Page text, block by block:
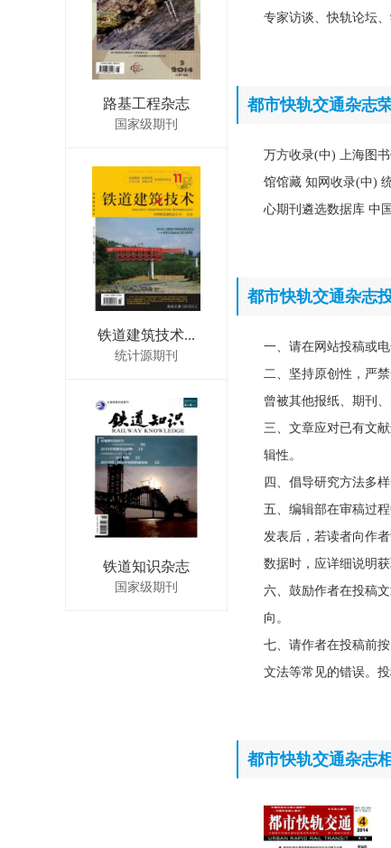
路基工程杂志
国家级期刊
铁道建筑技术...
统计源期刊
铁道知识杂志
国家级期刊
专家访谈、快轨论坛
都市快轨交通杂志
万方收录(中) 上海图
馆馆藏 知网收录(中)
心期刊遴选数据库 中
都市快轨交通杂志
一、请在网站投稿或电
二、坚持原创性，严
曾被其他报纸、期刊
三、文章应对已有文
辑性。
四、倡导研究方法多
五、编辑部在审稿过
发表后，若读者向作
数据时，应详细说明
六、鼓励作者在投稿
向。
七、请作者在投稿前
文法等常见的错误。
都市快轨交通杂志